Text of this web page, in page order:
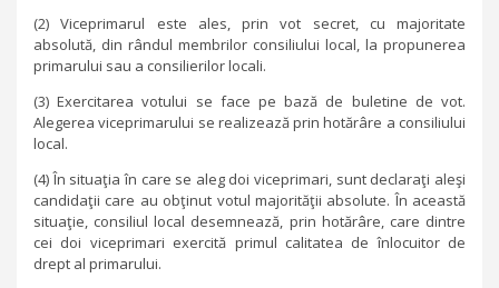
(2) Viceprimarul este ales, prin vot secret, cu majoritate
absolută, din rândul membrilor consiliului local, la propunerea
primarului sau a consilierilor locali.
(3) Exercitarea votului se face pe bază de buletine de vot.
Alegerea viceprimarului se realizează prin hotărâre a consiliului
local.
(4) În situaţia în care se aleg doi viceprimari, sunt declaraţi aleşi
candidaţii care au obţinut votul majorităţii absolute. În această
situaţie, consiliul local desemnează, prin hotărâre, care dintre
cei doi viceprimari exercită primul calitatea de înlocuitor de
drept al primarului.